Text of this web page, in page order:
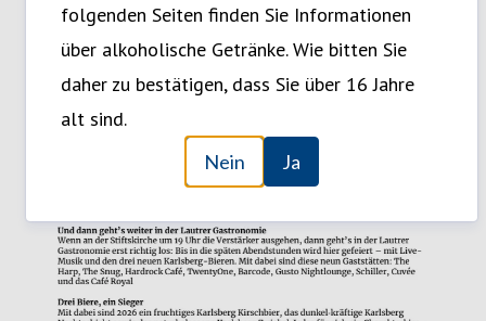
folgenden Seiten finden Sie Informationen
über alkoholische Getränke. Wie bitten Sie
daher zu bestätigen, dass Sie über 16 Jahre
alt sind.
Nein Ja